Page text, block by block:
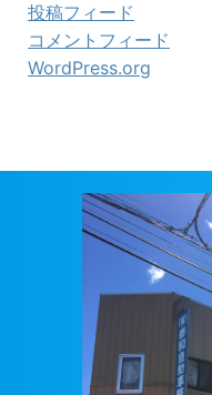
投稿フィード
コメントフィード
WordPress.org